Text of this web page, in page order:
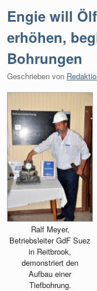
Engie will
erhöhen,
Bohrungen
Geschrieben von
Ralf Meyer,
Betriebsleiter GdF Suez
in Reitbrook,
demonstriert den
Aufbau einer
Tiefbohrung.